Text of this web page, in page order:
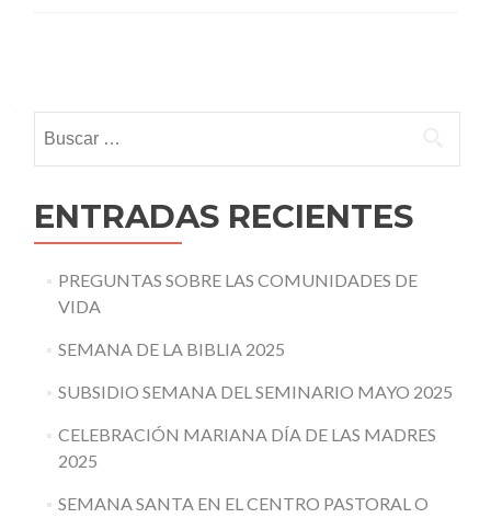
navigation
ENTRADAS RECIENTES
PREGUNTAS SOBRE LAS COMUNIDADES DE
VIDA
SEMANA DE LA BIBLIA 2025
SUBSIDIO SEMANA DEL SEMINARIO MAYO 2025
CELEBRACIÓN MARIANA DÍA DE LAS MADRES
2025
SEMANA SANTA EN EL CENTRO PASTORAL O